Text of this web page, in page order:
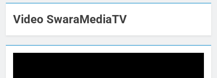
Video SwaraMediaTV